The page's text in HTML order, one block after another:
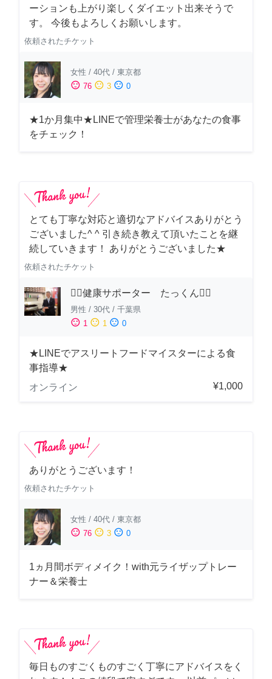
ーションも上がり楽しくダイエット出来そうで
す。 今後もよろしくお願いします。
依頼されたチケット
女性 / 40代 / 東京都
sentiment_satisfied 76 sentiment_neutral 3 sentiment_dissatisfied 0
★1か月集中★LINEで管理栄養士があなたの食事
をチェック！
とても丁寧な対応と適切なアドバイスありがとう
ございました^ ^ 引き続き教えて頂いたことを継
続していきます！ ありがとうございました★
依頼されたチケット
🏋️‍♂️健康サポーター たっくん🏋️‍♂️
男性 / 30代 / 千葉県
sentiment_satisfied 1 sentiment_neutral 1 sentiment_dissatisfied 0
★LINEでアスリートフードマイスターによる食
事指導★
オンライン
¥1,000
ありがとうございます！
依頼されたチケット
女性 / 40代 / 東京都
sentiment_satisfied 76 sentiment_neutral 3 sentiment_dissatisfied 0
1ヵ月間ボディメイク！with元ライザップトレー
ナー＆栄養士
毎日ものすごくものすごく丁寧にアドバイスをく